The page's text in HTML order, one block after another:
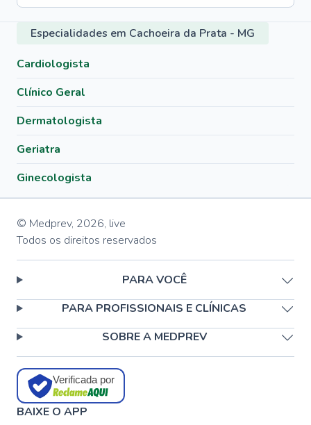
Especialidades em Cachoeira da Prata - MG
Cardiologista
Clínico Geral
Dermatologista
Geriatra
Ginecologista
© Medprev, 2026, live
Todos os direitos reservados
PARA VOCÊ
PARA PROFISSIONAIS E CLÍNICAS
SOBRE A MEDPREV
Verificada por
BAIXE O APP